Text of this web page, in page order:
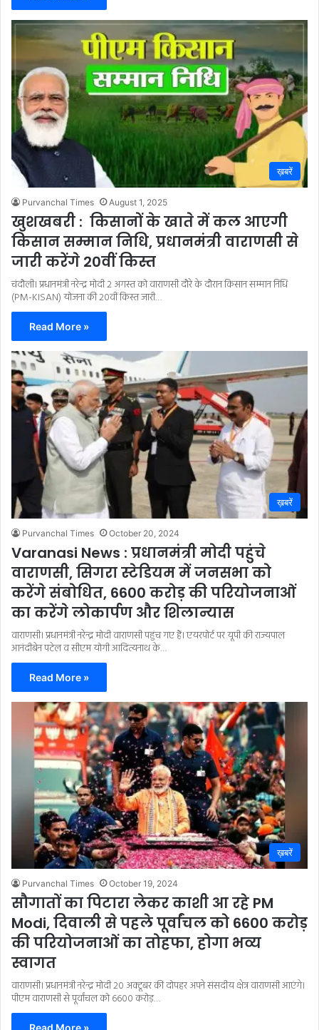
ख़बरें
Purvanchal Times August 1, 2025
खुशखबरी : किसानों के खाते में कल आएगी
किसान सम्मान निधि, प्रधानमंत्री वाराणसी से
जारी करेंगे 20वीं किस्त
चंदौली। प्रधानमंत्री नरेन्द्र मोदी 2 अगस्त को वाराणसी दौरे के दौरान किसान सम्मान निधि
(PM-KISAN) योजना की 20वीं किस्त जारी…
Read More »
ख़बरें
Purvanchal Times October 20, 2024
Varanasi News : प्रधानमंत्री मोदी पहुंचे
वाराणसी, सिगरा स्टेडियम में जनसभा को
करेंगे संबोधित, 6600 करोड़ की परियोजनाओं
का करेंगे लोकार्पण और शिलान्यास
वाराणसी। प्रधानमंत्री नरेन्द्र मोदी वाराणसी पहुंच गए हैं। एयरपोर्ट पर यूपी की राज्यपाल
आनंदीबेन पटेल व सीएम योगी आदित्यनाथ के…
Read More »
ख़बरें
Purvanchal Times October 19, 2024
सौगातों का पिटारा लेकर काशी आ रहे PM
Modi, दिवाली से पहले पूर्वांचल को 6600 करोड़
की परियोजनाओं का तोहफा, होगा भव्य
स्वागत
वाराणसी। प्रधानमंत्री नरेन्द्र मोदी 20 अक्टूबर की दोपहर अपने संसदीय क्षेत्र वाराणसी आएंगे।
पीएम वाराणसी से पूर्वांचल को 6600 करोड़…